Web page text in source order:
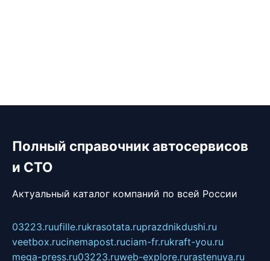
Полный справочник автосервисов
и СТО
Актуальный каталог компаний по всей России
03223.ruufille.rukrasotata.ruprazdnikdushi.ru
veetbox.rucinemapost.ruciam-fr.rukraft-you.ru
mega-press.ru03223.ruweb-explore.rurastenuya.ru